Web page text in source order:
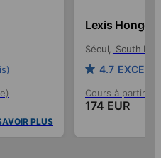
PLUS
Lexis
Séoul South
4.7
Cours à partir
174 EUR